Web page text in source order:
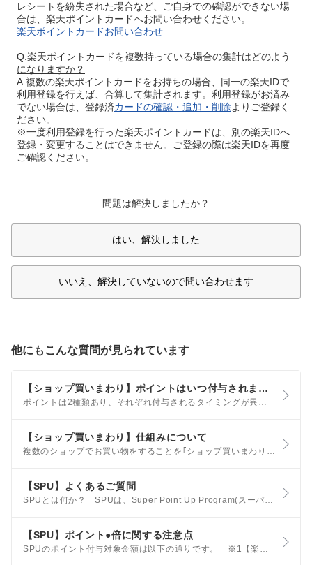
レシートを紛失された場合など、ご自身での確認ができない場
合は、楽天ポイントカードへお問い合わせください。
楽天ポイントカードお問い合わせ
Q.楽天ポイントカードを複数持っている場合の集計はどのよう
になりますか？
A.複数の楽天ポイントカードをお持ちの場合、同一の楽天IDで
利用登録を行えば、合算して集計されます。利用登録がお済み
でない場合は、登録済カードの確認・追加・削除よりご登録く
ださい。
※一度利用登録を行った楽天ポイントカードは、別の楽天IDへ
登録・変更することはできません。ご登録の際は楽天IDを再度
ご確認ください。
問題は解決しましたか？
はい、解決しました
いいえ、解決していないので問い合わせます
他にもこんな質問が見られています
【ショップ買いまわり】ポイントはいつ付与されますか？また、ポイントに上限はありますか？
ポイントは2種類あり、それぞれ付与されるタイミングが異なります。 通常購入1倍分・各ショップ個別アップ分のポイント お買い物翌日に｢獲得予定ポイント｣状態となり、20日後に｢利用可能ポイント｣として楽天PointClubへ反映され、ポイントがご利用できる状態になります。
【ショップ買いまわり】仕組みについて
複数のショップでお買い物をすることを｢ショップ買いまわり｣といいます。 楽天市場では、この｢ショップ買いまわり｣の件数に応じて、ポイントアップするキャンペーン(お買い物マラソン、楽天スーパーSALE等)がございます。
【SPU】よくあるご質問
SPUとは何か？ SPUは、Super Point Up Program(スーパーポイントアッププログラム)の略で、楽天の各サービスを使うことで、ポイント倍率があがるお得なプログラムです。 当月中に各サービスの条件を達成した場合、当月の1日から末日までの楽天市場でのお買い物がポイントアップ対象になります。
【SPU】ポイント●倍に関する注意点
SPUのポイント付与対象金額は以下の通りです。 ※1【楽天カード】ポイントを利用した場合の特典ポイントの計算方法もご確認ください。 ※2 クーポンを利用した場合の計算は下記の計算例をご参照ください。